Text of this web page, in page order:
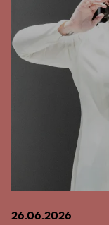
26.06.2026